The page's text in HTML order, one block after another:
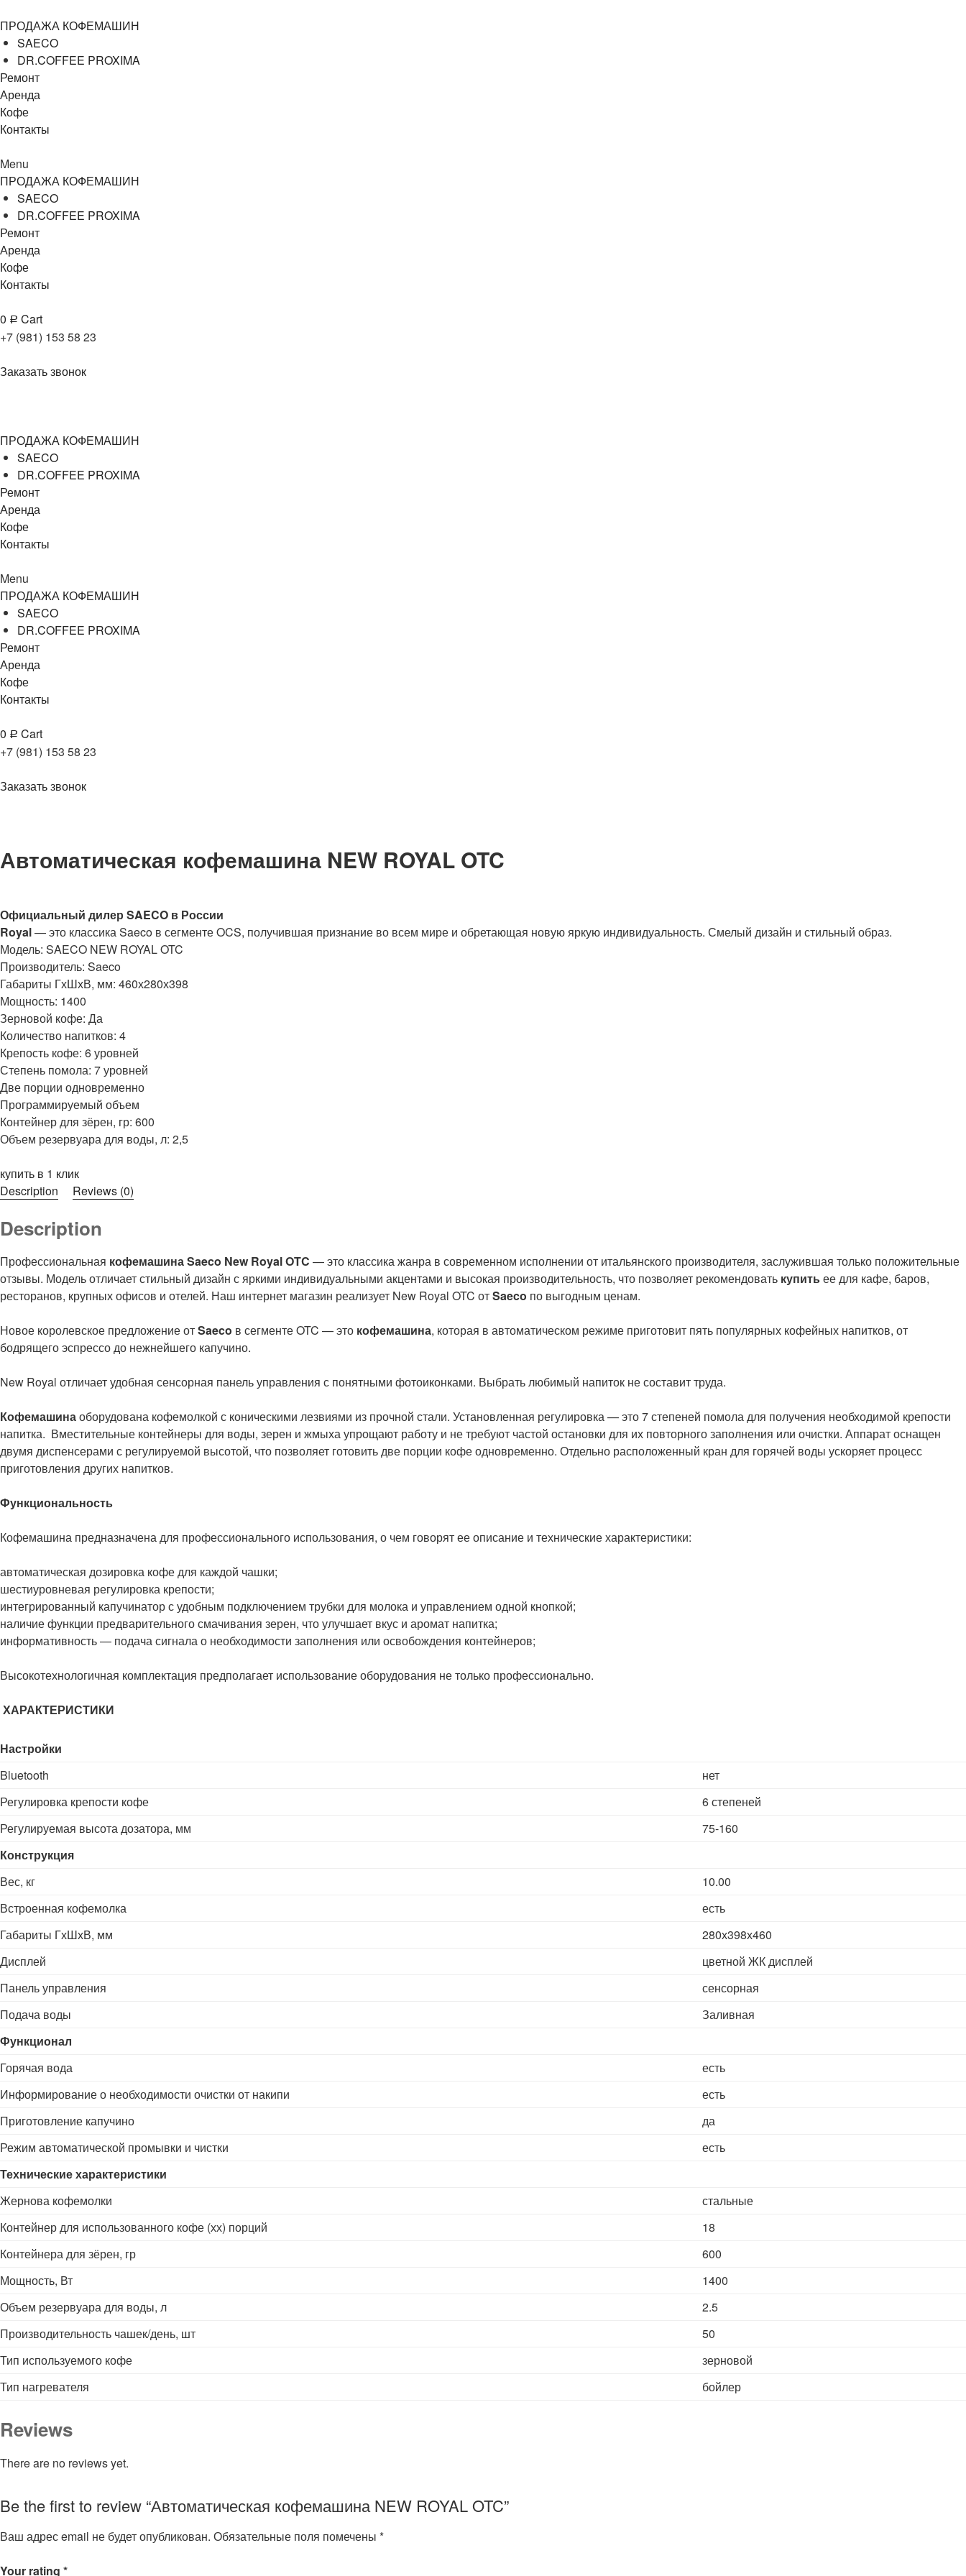
ПРОДАЖА КОФЕМАШИН
SAECO
DR.COFFEE PROXIMA
Ремонт
Аренда
Кофе
Контакты
Menu
ПРОДАЖА КОФЕМАШИН
SAECO
DR.COFFEE PROXIMA
Ремонт
Аренда
Кофе
Контакты
0 Р Cart
+7 (981) 153 58 23
Заказать звонок
ПРОДАЖА КОФЕМАШИН
SAECO
DR.COFFEE PROXIMA
Ремонт
Аренда
Кофе
Контакты
Menu
ПРОДАЖА КОФЕМАШИН
SAECO
DR.COFFEE PROXIMA
Ремонт
Аренда
Кофе
Контакты
0 Р Cart
+7 (981) 153 58 23
Заказать звонок
Автоматическая кофемашина NEW ROYAL OTC
Официальный дилер SAECO в России
Royal— это классика Saeco в сегменте OCS, получившая признание во всем мире и обретающая новую яркую индивидуальность. Смелый дизайн и стильный образ.
Модель: SAECO NEW ROYAL OTC
Производитель: Saeco
Габариты ГхШхВ, мм: 460х280х398
Мощность: 1400
Зерновой кофе: Да
Количество напитков: 4
Крепость кофе: 6 уровней
Степень помола: 7 уровней
Две порции одновременно
Программируемый объем
Контейнер для зёрен, гр: 600
Объем резервуара для воды, л: 2,5
купить в 1 клик
Description
Reviews (0)
Description
Профессиональная кофемашина Saeco New Royal OTC — это классика жанра в современном исполнении от итальянского производителя, заслужившая только положительные
отзывы. Модель отличает стильный дизайн с яркими индивидуальными акцентами и высокая производительность, что позволяет рекомендовать купитьее для кафе, баров,
ресторанов, крупных офисов и отелей. Наш интернет магазин реализует New Royal OTC отSaeco по выгодным ценам.
Новое королевское предложение отSaeco в сегменте OTC — это кофемашина, которая в автоматическом режиме приготовит пять популярных кофейных напитков, от
бодрящего эспрессо до нежнейшего капучино.
New Royal отличает удобная сенсорная панель управления с понятными фотоиконками. Выбрать любимый напиток не составит труда.
Кофемашинаоборудована кофемолкой с коническими лезвиями из прочной стали. Установленная регулировка — это 7 степеней помола для получения необходимой крепости
напитка. Вместительные контейнеры для воды, зерен и жмыха упрощают работу и не требуют частой остановки для их повторного заполнения или очистки. Аппарат оснащен
двумя диспенсерами с регулируемой высотой, что позволяет готовить две порции кофе одновременно. Отдельно расположенный кран для горячей воды ускоряет процесс
приготовления других напитков.
Функциональность
Кофемашина предназначена для профессионального использования, о чем говорят ее описание и технические характеристики:
автоматическая дозировка кофе для каждой чашки;
шестиуровневая регулировка крепости;
интегрированный капучинатор с удобным подключением трубки для молока и управлением одной кнопкой;
наличие функции предварительного смачивания зерен, что улучшает вкус и аромат напитка;
информативность — подача сигнала о необходимости заполнения или освобождения контейнеров;
Высокотехнологичная комплектация предполагает использование оборудования не только профессионально.
ХАРАКТЕРИСТИКИ
Настройки
Bluetooth
нет
Регулировка крепости кофе
6 степеней
Регулируемая высота дозатора, мм
75-160
Конструкция
Вес, кг
10.00
Встроенная кофемолка
есть
Габариты ГхШхВ, мм
280х398х460
Дисплей
цветной ЖК дисплей
Панель управления
сенсорная
Подача воды
Заливная
Функционал
Горячая вода
есть
Информирование о необходимости очистки от накипи
есть
Приготовление капучино
да
Режим автоматической промывки и чистки
есть
Технические характеристики
Жернова кофемолки
стальные
Контейнер для использованного кофе (хх) порций
18
Контейнера для зёрен, гр
600
Мощность, Вт
1400
Объем резервуара для воды, л
2.5
Производительность чашек/день, шт
50
Тип используемого кофе
зерновой
Тип нагревателя
бойлер
Reviews
There are no reviews yet.
Be the first to review “Автоматическая кофемашина NEW ROYAL OTC”
Ваш адрес email не будет опубликован. Обязательные поля помечены *
Your rating *